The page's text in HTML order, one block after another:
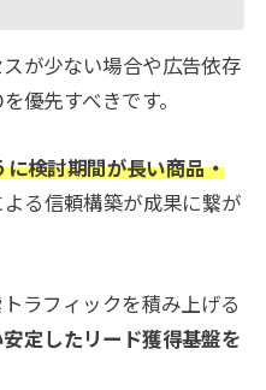
が少ない場合や広告依存
優先すべきです。
検討期間が長い商品・
る信頼構築が成果に繋が
ラフィックを積み上げる
定したリード獲得基盤を